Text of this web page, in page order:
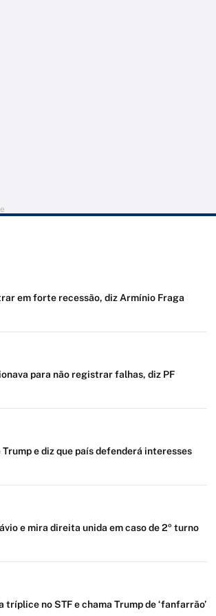
em forte recessão, diz Armínio Fraga
para não registrar falhas, diz PF
e diz que país defenderá interesses
e mira direita unida em caso de 2º turno
tríplice no STF e chama Trump de ‘fanfarrão’